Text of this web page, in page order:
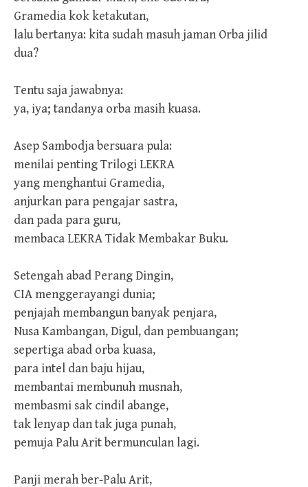
Gramedia kok ketakutan,
lalu bertanya: kita sudah masuh jaman Orba jilid
dua?
Tentu saja jawabnya:
ya, iya; tandanya orba masih kuasa.
Asep Sambodja bersuara pula:
menilai penting Trilogi LEKRA
yang menghantui Gramedia,
anjurkan para pengajar sastra,
dan pada para guru,
membaca LEKRA Tidak Membakar Buku.
Setengah abad Perang Dingin,
CIA menggerayangi dunia;
penjajah membangun banyak penjara,
Nusa Kambangan, Digul, dan pembuangan;
sepertiga abad orba kuasa,
para intel dan baju hijau,
membantai membunuh musnah,
membasmi sak cindil abange,
tak lenyap dan tak juga punah,
pemuja Palu Arit bermunculan lagi.
Panji merah ber-Palu Arit,